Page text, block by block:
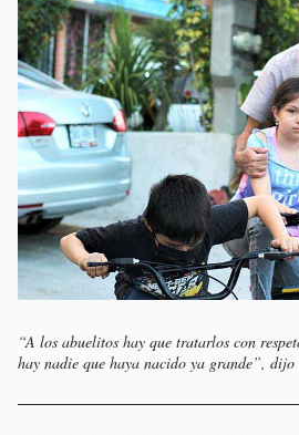
“A los abuelitos hay que tratarlos con
hay nadie que haya nacido ya grande”,